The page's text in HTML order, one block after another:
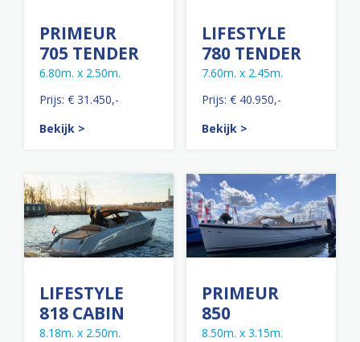
PRIMEUR
705 TENDER
6.80m. x 2.50m.
Prijs: € 31.450,-
Bekijk >
LIFESTYLE
780 TENDER
7.60m. x 2.45m.
Prijs: € 40.950,-
Bekijk >
LIFESTYLE
818 CABIN
8.18m. x 2.50m.
PRIMEUR
850
8.50m. x 3.15m.